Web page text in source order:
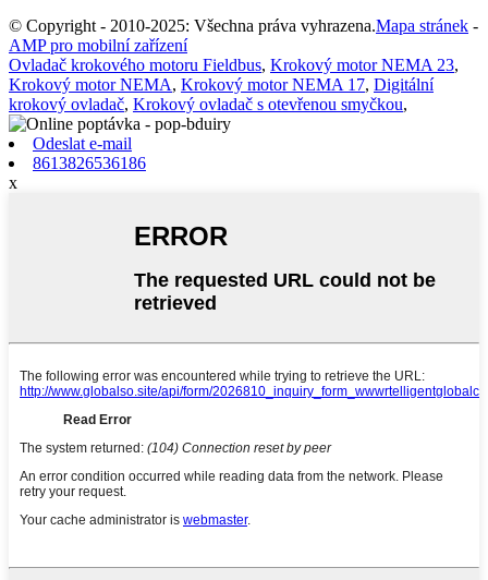
© Copyright - 2010-2025: Všechna práva vyhrazena.Mapa stránek -
AMP pro mobilní zařízení
Ovladač krokového motoru Fieldbus, Krokový motor NEMA 23,
Krokový motor NEMA, Krokový motor NEMA 17, Digitální
krokový ovladač, Krokový ovladač s otevřenou smyčkou,
Odeslat e-mail
8613826536186
x